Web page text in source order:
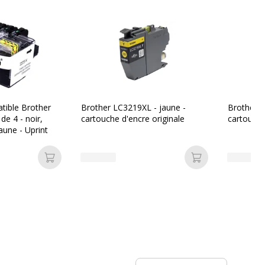
4977766767019,4977766767026
Brother
Brother
4 - noir,
- Uprint
Ajouter au panier
Brother LC3219XL - jaune -
cartouche d'encre originale
Ajouter au
Brother